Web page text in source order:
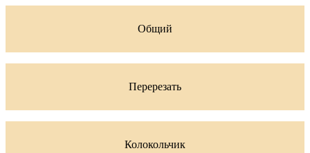
Общий
Перерезать
Колокольчик